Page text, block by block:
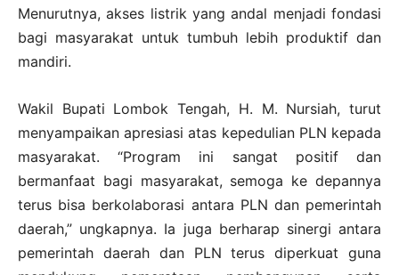
Menurutnya, akses listrik yang andal menjadi fondasi
bagi masyarakat untuk tumbuh lebih produktif dan
mandiri.
Wakil Bupati Lombok Tengah, H. M. Nursiah, turut
menyampaikan apresiasi atas kepedulian PLN kepada
masyarakat. “Program ini sangat positif dan
bermanfaat bagi masyarakat, semoga ke depannya
terus bisa berkolaborasi antara PLN dan pemerintah
daerah,” ungkapnya. Ia juga berharap sinergi antara
pemerintah daerah dan PLN terus diperkuat guna